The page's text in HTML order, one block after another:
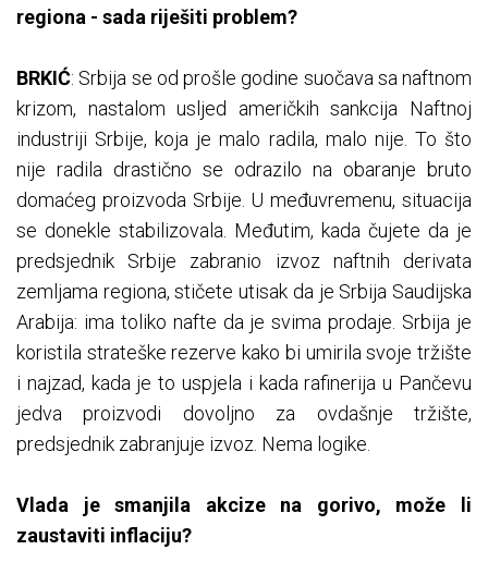
regiona - sada riješiti problem?
BRKIĆ: Srbija se od prošle godine suočava sa naftnom
krizom, nastalom usljed američkih sankcija Naftnoj
industriji Srbije, koja je malo radila, malo nije. To što
nije radila drastično se odrazilo na obaranje bruto
domaćeg proizvoda Srbije. U međuvremenu, situacija
se donekle stabilizovala. Međutim, kada čujete da je
predsjednik Srbije zabranio izvoz naftnih derivata
zemljama regiona, stičete utisak da je Srbija Saudijska
Arabija: ima toliko nafte da je svima prodaje. Srbija je
koristila strateške rezerve kako bi umirila svoje tržište
i najzad, kada je to uspjela i kada rafinerija u Pančevu
jedva proizvodi dovoljno za ovdašnje tržište,
predsjednik zabranjuje izvoz. Nema logike.
Vlada je smanjila akcize na gorivo, može li
zaustaviti inflaciju?